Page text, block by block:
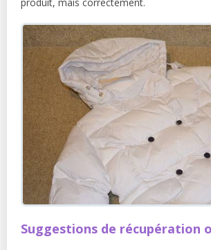
Suggestions de récupération